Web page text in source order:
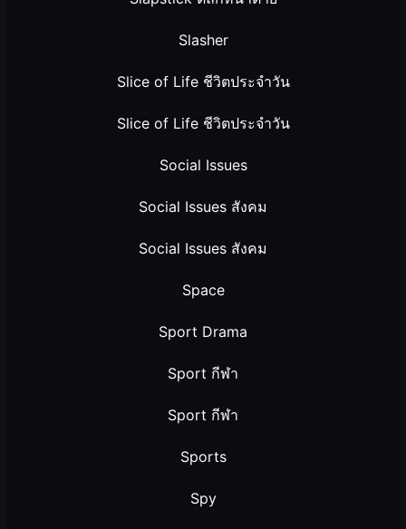
Slasher
Slice of Life ชีวิตประจำวัน
Slice of Life ชีวิตประจำวัน
Social Issues
Social Issues สังคม
Social Issues สังคม
Space
Sport Drama
Sport กีฬา
Sport กีฬา
Sports
Spy